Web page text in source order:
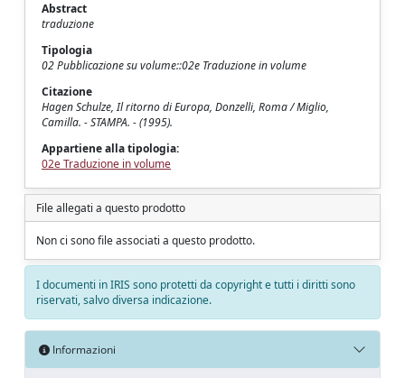
Abstract
traduzione
Tipologia
02 Pubblicazione su volume::02e Traduzione in volume
Citazione
Hagen Schulze, Il ritorno di Europa, Donzelli, Roma / Miglio,
Camilla. - STAMPA. - (1995).
Appartiene alla tipologia:
02e Traduzione in volume
File allegati a questo prodotto
Non ci sono file associati a questo prodotto.
I documenti in IRIS sono protetti da copyright e tutti i diritti sono
riservati, salvo diversa indicazione.
Informazioni